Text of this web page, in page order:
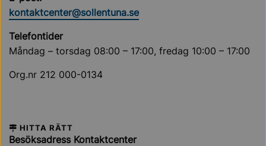
kontaktcenter@sollentuna.se
Telefontider
Måndag – torsdag 08:00 – 17:00, fredag 10:00 – 17:00
Org.nr 212 000-0134
HITTA RÄTT
Besöksadress Kontaktcenter